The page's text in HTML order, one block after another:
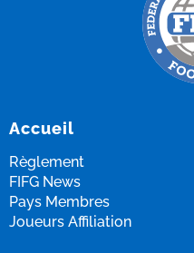
Accueil
Règlement
FIFG News
Pays Membres
Joueurs Affiliation